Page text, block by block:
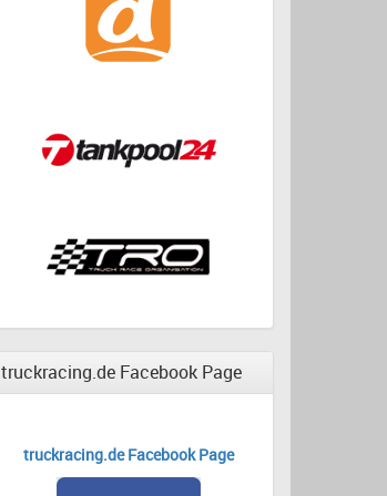
truckracing.de Facebook Page
truckracing.de Facebook Page